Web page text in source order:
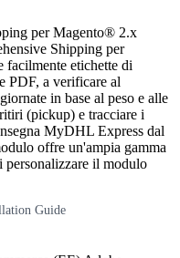
per Magento® 2.x
Shipping per
facilmente etichette di
PDF, a verificare al
in base al peso e alle
(pickup) e tracciare i
MyDHL Express dal
offre un'ampia gamma
il modulo
Guide